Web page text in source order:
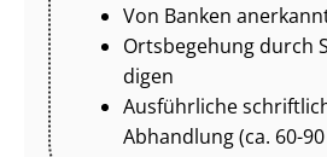
Von Banken
Ortsbegehung durch
di­gen
Ausführliche
Abhandlung (ca. 60-